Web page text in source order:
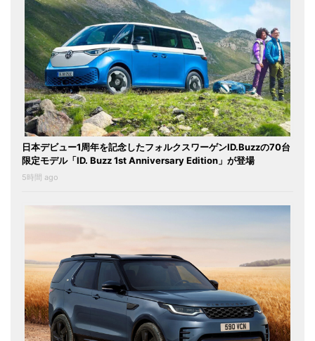
日本デビュー1周年を記念したフォルクスワーゲンID.Buzzの70台
限定モデル「ID. Buzz 1st Anniversary Edition」が登場
5時間 ago